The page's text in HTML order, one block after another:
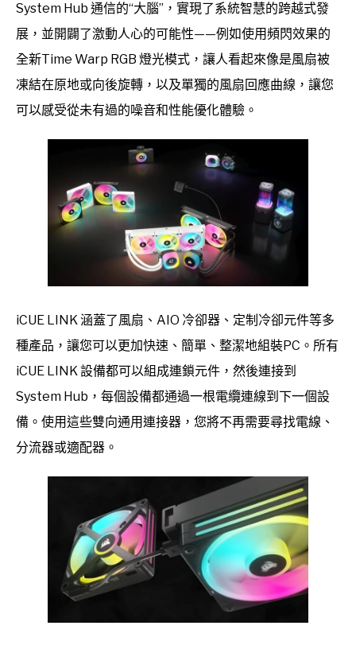
System Hub 通信的“大腦”，實現了系統智慧的跨越式發
展，並開闢了激動人心的可能性——例如使用頻閃效果的
全新Time Warp RGB 燈光模式，讓人看起來像是風扇被
凍結在原地或向後旋轉，以及單獨的風扇回應曲線，讓您
可以感受從未有過的噪音和性能優化體驗。
iCUE LINK 涵蓋了風扇、AIO 冷卻器、定制冷卻元件等多
種產品，讓您可以更加快速、簡單、整潔地組裝PC。所有
iCUE LINK 設備都可以組成連鎖元件，然後連接到
System Hub，每個設備都通過一根電纜連線到下一個設
備。使用這些雙向通用連接器，您將不再需要尋找電線、
分流器或適配器。